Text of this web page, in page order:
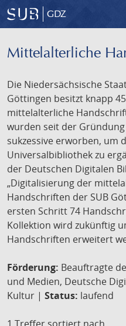
GDZ
Mittelalterliche
Die Niedersächsische
Göttingen besitzt knapp
mittelalterliche
wurden seit der
sukzessive erworben, um
Universalbibliothek zu
der Deutschen Digitalen
„Digitalisierung der
Handschriften der SUB
ersten Schritt 74
Kollektion wird zukünftig
Handschriften erweitert
Förderung: Beauftragte
und Medien, Deutsche
Kultur | Status: laufend